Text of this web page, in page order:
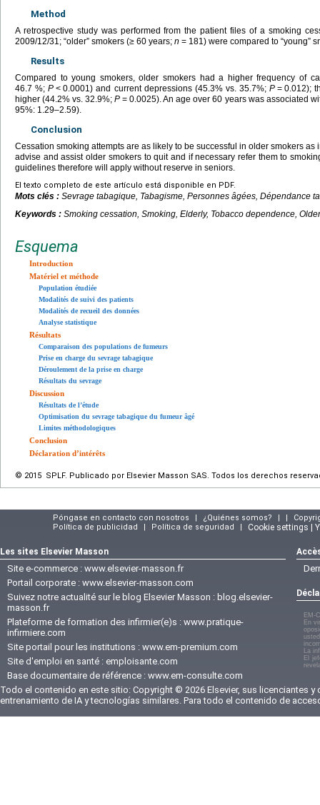
Method
A retrospective study was performed from the patient files of a smoking
2009/12/31; “older” smokers (≥ 60 years; n = 181) were compared to “young”
Results
Compared to young smokers, older smokers had a higher frequency of
46.7 %;P < 0.0001) and current depressions (45.3% vs. 35.7%;P = 0.012);
higher (44.2% vs. 32.9%;P = 0.0025). An age over 60 years was associated
95%: 1.29–2.59).
Conclusion
Cessation smoking attempts are as likely to be successful in older smokers
advise and assist older smokers to quit and if necessary refer them to
guidelines therefore will apply without reserve in seniors.
El texto completo de este artículo está disponible en PDF.
Mots clés : Sevrage tabagique, Tabagisme, Personnes âgées, Dépendance
Keywords : Smoking cessation, Smoking, Elderly, Tobacco dependence,
Esquema
Introduction
Matériel et méthode
Population étudiée
Modalités de suivi des patients
Modalités de recueil des données
Analyse statistique
Résultats
Comparaison des populations de fumeurs
Prise en charge du sevrage tabagique
Déroulement de la prise en charge
Résultats du sevrage
Discussion
Résultats de l’étude
Optimisation du sevrage tabagique du fumeur âgé
Limites méthodologiques
Conclusion
Déclaration d’intérêts
© 2015 SPLF. Publicado por Elsevier Masson SAS. Todos los derechos
Póngase en contacto con nosotros | ¿Quiénes somos? | |
Política de publicidad
| Política de seguridad | Cookie settings |
Les sites Elsevier Masson
Site e-commerce : www.elsevier-masson.fr
Portail corporate : www.elsevier-masson.com
Suivez notre actualité sur le blog Elsevier Masson : blog.elsevier-
masson.fr
Plateforme de formation des infirmier(e)s : www.pratique-
infirmiere.com
Site portail pour les institutions : www.em-premium.com
Site d'emploi en santé : emploisante.com
Base documentaire de référence : www.em-consulte.com
EM-
En
La
El
Todo el contenido en este sitio: Copyright © 2026 Elsevier, sus licenciantes
entrenamiento de IA y tecnologías similares. Para todo el contenido de